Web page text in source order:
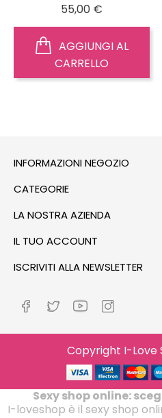
55,00 €
CARRELLO
INFORMAZIONI NEGOZIO
CATEGORIE
LA NOSTRA AZIENDA
IL TUO ACCOUNT
ISCRIVITI ALLA NEWSLETTER
Copyright I-Love
Sexy shop online:
I-loveshop è il sexy shop